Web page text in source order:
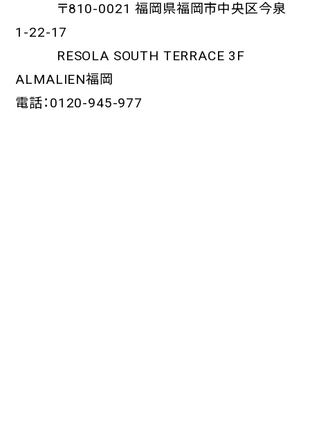
〒810-0021 福岡県福岡市中央区今泉
1-22-17
RESOLA SOUTH TERRACE 3F
ALMALIEN福岡
電話：0120-945-977